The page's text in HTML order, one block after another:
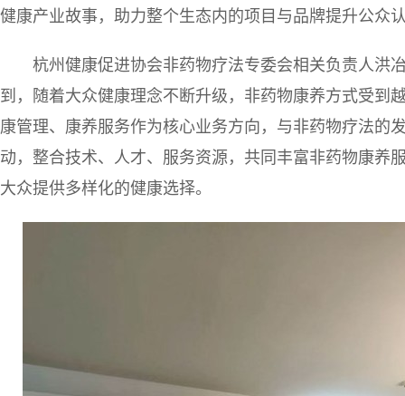
健康产业故事，助力整个生态内的项目与品牌提升公众
杭州健康促进协会非药物疗法专委会相关负责人洪
到，随着大众健康理念不断升级，非药物康养方式受到
康管理、康养服务作为核心业务方向，与非药物疗法的
动，整合技术、人才、服务资源，共同丰富非药物康养
大众提供多样化的健康选择。